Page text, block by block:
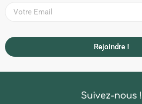
Rejoindre !
Suivez-nous !